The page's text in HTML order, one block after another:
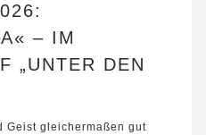
– IM
„UNTER DEN
Geist gleichermaßen gut